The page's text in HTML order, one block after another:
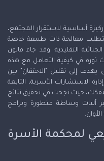
أساسية لاستقرار المجتمع،
تتطلب معالجة ذات طبيعة خاصة
التقليدية؛ وقد جاء قانون
رقم 12 لسنة 2015 ليحدث ثورة في كيفية التعامل مع هذه
إلى تقليل "الاحتقان" بين
الاستشارات الأسرية، التابعة
حيث نجحت في تحقيق نتائج
وساطة متطورة وبرامج
لمحكمة الأسرة